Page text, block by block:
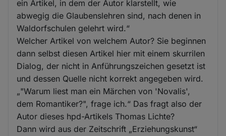
ein Artikel, in dem der Autor klarstellt, wie
abwegig die Glaubenslehren sind, nach denen in
Waldorfschulen gelehrt wird.“
Welcher Artikel von welchem Autor? Sie beginnen
dann selbst diesen Artikel hier mit einem skurrilen
Dialog, der nicht in Anführungszeichen gesetzt ist
und dessen Quelle nicht korrekt angegeben wird.
„"Warum liest man ein Märchen von 'Novalis',
dem Romantiker?", frage ich.“ Das fragt also der
Autor dieses hpd-Artikels Thomas Lichte?
Dann wird aus der Zeitschrift „Erziehungskunst“